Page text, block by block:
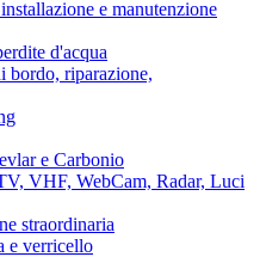
e manutenzione
d'acqua
bordo, riparazione,
e Carbonio
VHF, WebCam, Radar, Luci
straordinaria
e verricello